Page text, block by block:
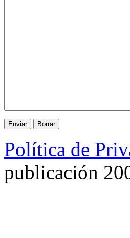
Política de
publicación